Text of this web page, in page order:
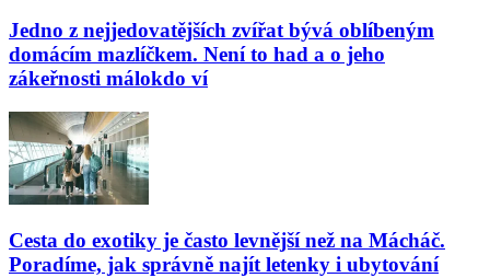
Jedno z nejjedovatějších zvířat bývá oblíbeným
domácím mazlíčkem. Není to had a o jeho
zákeřnosti málokdo ví
Cesta do exotiky je často levnější než na Mácháč.
Poradíme, jak správně najít letenky i ubytování